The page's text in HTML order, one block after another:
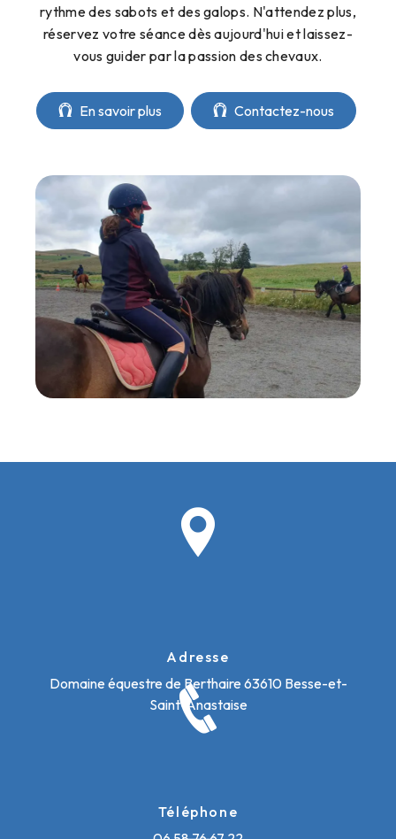
rythme des sabots et des galops. N'attendez plus,
réservez votre séance dès aujourd'hui et laissez-
vous guider par la passion des chevaux.
En savoir plus Contactez-nous
Adresse
Domaine équestre de Berthaire 63610 Besse-et-
Saint-Anastaise
Téléphone